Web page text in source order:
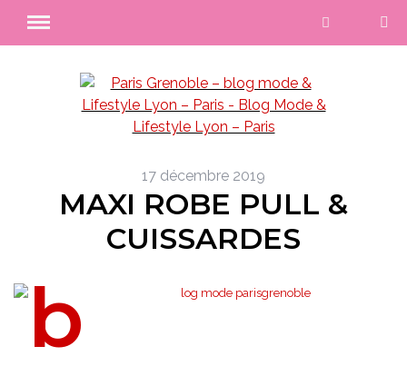
17 décembre 2019
MAXI ROBE PULL &
CUISSARDES